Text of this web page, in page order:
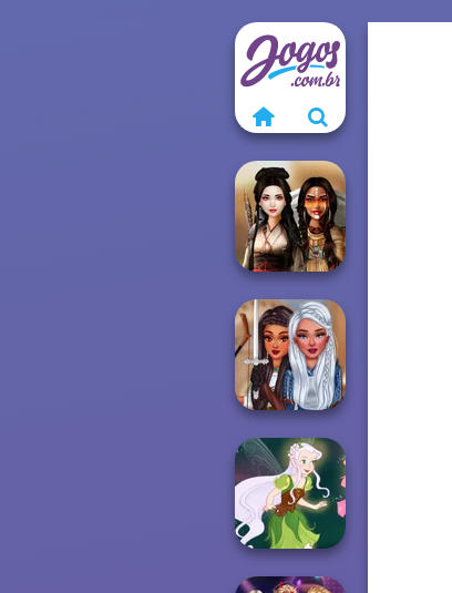
Battle Maidens
Warrior
Princesses